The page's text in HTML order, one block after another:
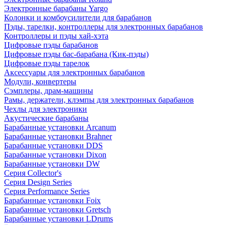
Электронные барабаны Yargo
Колонки и комбоусилители для барабанов
Пэды, тарелки, контроллеры для электронных барабанов
Контроллеры и пэды хай-хэта
Цифровые пэды барабанов
Цифровые пэды бас-барабана (Кик-пэды)
Цифровые пэды тарелок
Аксессуары для электронных барабанов
Модули, конвертеры
Сэмплеры, драм-машины
Рамы, держатели, клэмпы для электронных барабанов
Чехлы для электроники
Акустические барабаны
Барабанные установки Arcanum
Барабанные установки Brahner
Барабанные установки DDS
Барабанные установки Dixon
Барабанные установки DW
Серия Collector's
Серия Design Series
Серия Performance Series
Барабанные установки Foix
Барабанные установки Gretsch
Барабанные установки LDrums